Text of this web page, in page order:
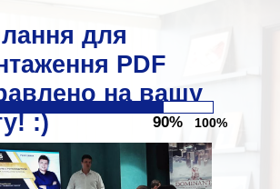
для
PDF
на вашу
:)
100%
90%